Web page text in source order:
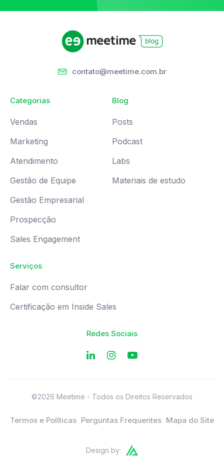
contato@meetime.com.br
Categorias
Vendas
Marketing
Atendimento
Gestão de Equipe
Gestão Empresarial
Prospecção
Sales Engagement
Blog
Posts
Podcast
Labs
Materiais de estudo
Serviços
Falar com consultor
Certificação em Inside Sales
Redes Sociais
©2026 Meetime - Todos os Direitos Reservados
Termos e Políticas Perguntas Frequentes Mapa do Site
Design by: